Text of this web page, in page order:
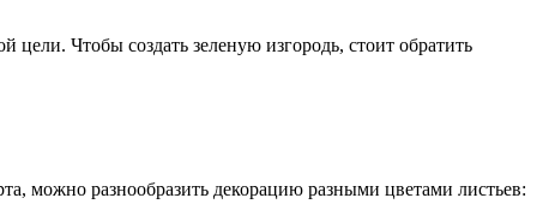
цели. Чтобы создать зеленую изгородь, стоит обратить
можно разнообразить декорацию разными цветами листьев: